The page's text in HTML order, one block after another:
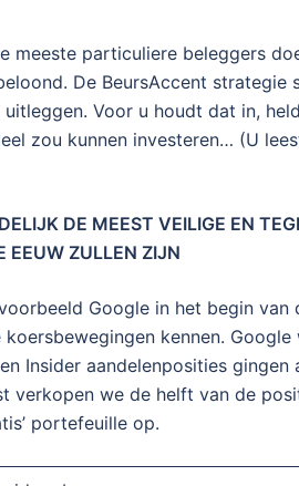
particuliere beleggers
De BeursAccent strategie
Voor u houdt dat in,
zou kunnen investeren… (U
DE MEEST VEILIGE EN
EEUW ZULLEN ZIJN
Google in het begin van
kennen.
Insider aandelenposities gingen
verkopen we de helft van de
portefeuille op.